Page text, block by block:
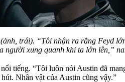
trái). “Tôi nhận ra rằng Feyd
người xung quanh khi ta lớn lên,”
tiếng. “Tôi luôn nói Austin đã
Nhân vật của Austin cũng vậy.”